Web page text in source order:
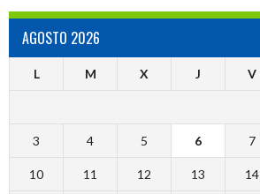
AGOSTO 2026
L M X J V
3 4 5 6 7
10 11 12 13 14